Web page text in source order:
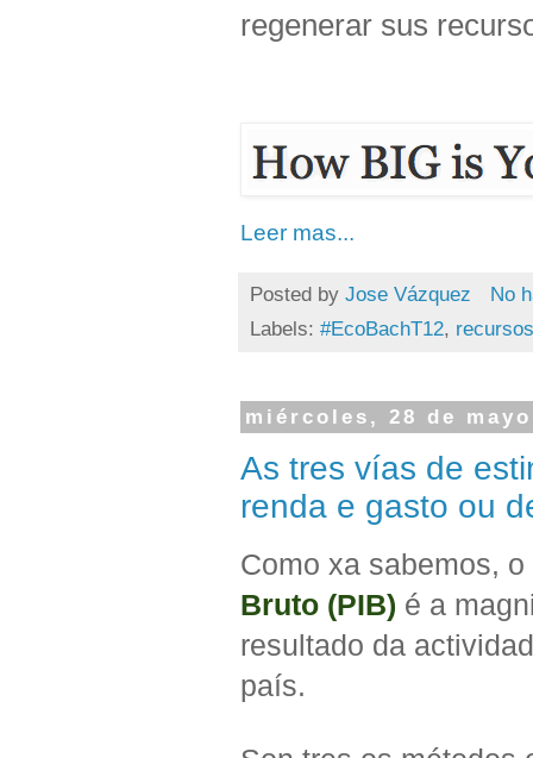
regenerar sus
Leer mas...
Posted by Jose Vázquez
No
Labels: #EcoBachT12,
miércoles, 28 de
As tres vías de
renda e gasto ou
Como xa sabemos, o
Bruto (PIB) é a
resultado da
país.